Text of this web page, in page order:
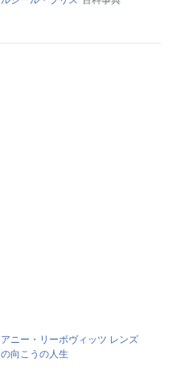
アニー・リーボヴィッツ レンズ
の向こうの人生